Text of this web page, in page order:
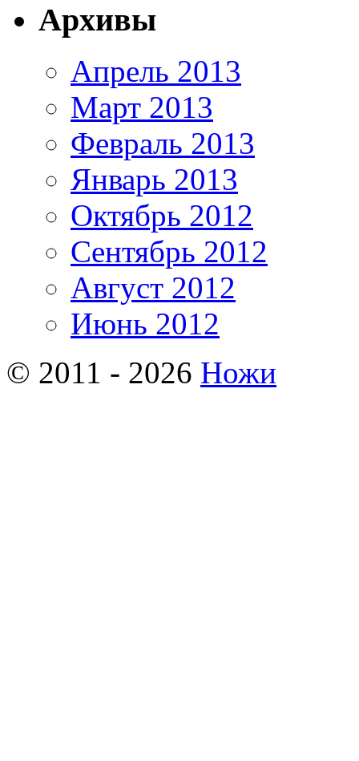
Архивы
Апрель 2013
Март 2013
Февраль 2013
Январь 2013
Октябрь 2012
Сентябрь 2012
Август 2012
Июнь 2012
© 2011 - 2026 Ножи